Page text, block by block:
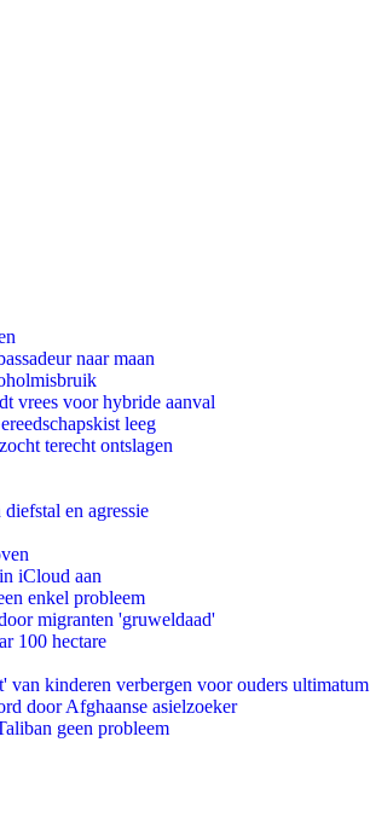
naar maan
vrees voor hybride aanval
leeg
terecht ontslagen
en agressie
iCloud aan
enkel probleem
migranten 'gruweldaad'
100 hectare
van kinderen verbergen voor ouders ultimatum
door Afghaanse asielzoeker
geen probleem